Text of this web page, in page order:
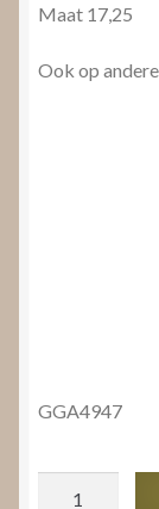
Maat 17,25
Ook op
GGA4947